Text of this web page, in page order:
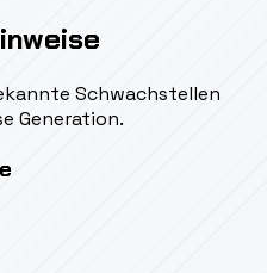
Schwachstellen
Generation.